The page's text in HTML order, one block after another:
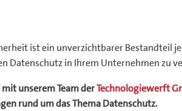
ist ein unverzichtbarer Bestandteil
Datenschutz in Ihrem Unternehmen zu
unserem Team derTechnologiewerft
rund um das Thema Datenschutz.